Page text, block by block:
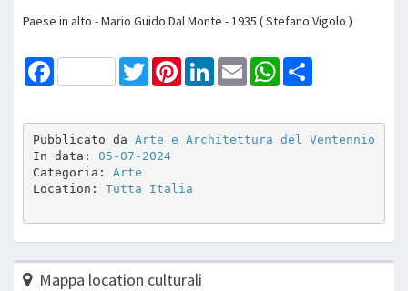
Paese in alto - Mario Guido Dal Monte - 1935 ( Stefano Vigolo )
Facebook TwitterPinterestLinkedInEmail WhatsApp
Pubblicato da Arte e Architettura del Ventennio
In data: 05-07-2024
Categoria: Arte
Location: Tutta Italia
Mappa location culturali